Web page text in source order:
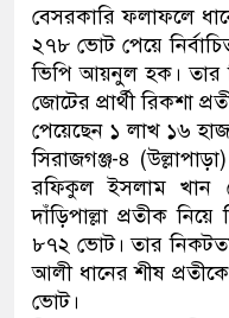
বেসরকারি ফলাফলে
২৭৮ ভোট পেয়ে
ভিপি আয়নুল হক। তার
জোটের প্রার্থী রিকশা
পেয়েছেন ১ লাখ ১৬
সিরাজগঞ্জ-৪
রফিকুল ইসলাম খান
দাঁড়িপাল্লা প্রতীক
৮৭২ ভোট। তার
আলী ধানের শীষ
ভোট।